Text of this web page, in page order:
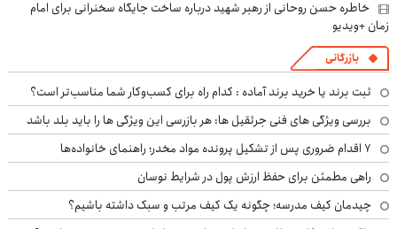
خاطره حسن روحانی از رهبر شهید درباره ساخت جایگاه سخنرانی برای امام
زمان +ویدیو
بازرگانی
ثبت برند یا خرید برند آماده : کدام راه برای کسب‌وکار شما مناسب‌تر است؟
بررسی ویژگی های فنی جرثقیل ها: هر بازرسی این ویژگی ها را باید بلد باشد
۷ اقدام ضروری پس از تشکیل پرونده مواد مخدر؛ راهنمای خانواده‌ها
راهی مطمئن برای حفظ ارزش پول در شرایط نوسان
چیدمان کیف مدرسه؛ چگونه یک کیف مرتب و سبک داشته باشیم؟